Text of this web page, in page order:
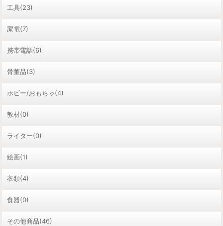
工具(23)
家電(7)
携帯電話(6)
骨董品(3)
ホビー/おもちゃ(4)
教材(0)
ライター(0)
絵画(1)
衣類(4)
食器(0)
その他商品(46)